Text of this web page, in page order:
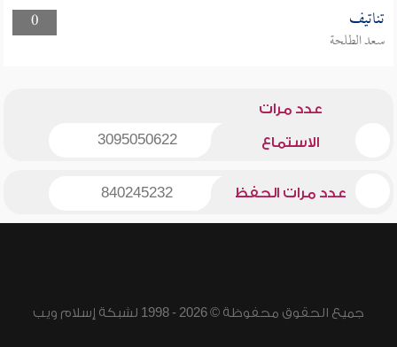
0
تناتيف
سعد الطلحة
عدد مرات
الاستماع 3095050622
عدد مرات الحفظ 840245232
جميع الحقوق محفوظة © 2026 - 1998 لشبكة إسلام ويب